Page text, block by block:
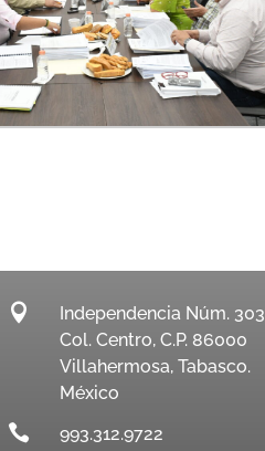

Independencia Núm. 303
Col. Centro, C.P. 86000
Villahermosa, Tabasco.
México

993.312.9722